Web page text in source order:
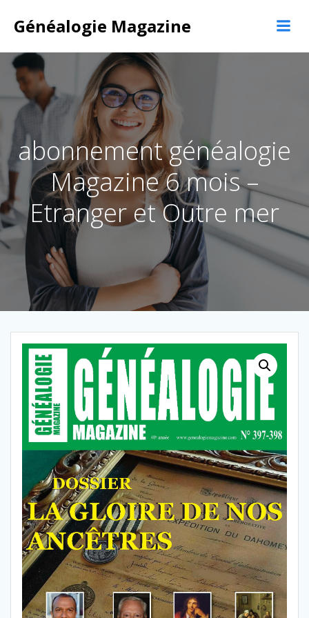
contenu
Généalogie Magazine
abonnement généalogie
Magazine 6 mois –
Etranger et Outre mer